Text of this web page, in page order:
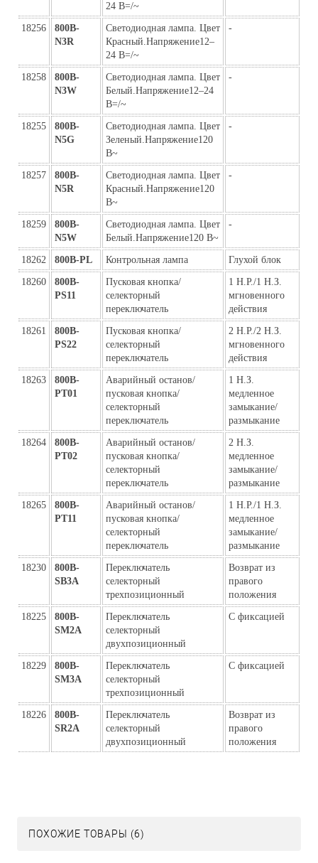
24 В=/~
18256
800B-
N3R
Светодиодная лампа. Цвет
Красный.Напряжение12–
24 В=/~
-
18258
800B-
N3W
Светодиодная лампа. Цвет
Белый.Напряжение12–24
В=/~
-
18255
800B-
N5G
Светодиодная лампа. Цвет
Зеленый.Напряжение120
В~
-
18257
800B-
N5R
Светодиодная лампа. Цвет
Красный.Напряжение120
В~
-
18259
800B-
N5W
Светодиодная лампа. Цвет
Белый.Напряжение120 В~
-
18262 800B-PL Контрольная лампа Глухой блок
18260
800B-
PS11
Пусковая кнопка/
селекторный
переключатель
1 Н.Р./1 Н.З.
мгновенного
действия
18261
800B-
PS22
Пусковая кнопка/
селекторный
переключатель
2 Н.Р./2 Н.З.
мгновенного
действия
18263
800B-
PT01
Аварийный останов/
пусковая кнопка/
селекторный
переключатель
1 Н.З.
медленное
замыкание/
размыкание
18264
800B-
PT02
Аварийный останов/
пусковая кнопка/
селекторный
переключатель
2 Н.З.
медленное
замыкание/
размыкание
18265
800B-
PT11
Аварийный останов/
пусковая кнопка/
селекторный
переключатель
1 Н.Р./1 Н.З.
медленное
замыкание/
размыкание
18230
800B-
SB3A
Переключатель
селекторный
трехпозиционный
Возврат из
правого
положения
18225
800B-
SM2A
Переключатель
селекторный
двухпозиционный
С фиксацией
18229
800B-
SM3A
Переключатель
селекторный
трехпозиционный
С фиксацией
18226
800B-
SR2A
Переключатель
селекторный
двухпозиционный
Возврат из
правого
положения
ПОХОЖИЕ ТОВАРЫ (6)